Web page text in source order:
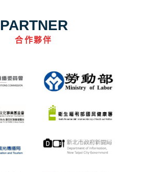
PARTNER
合作夥伴